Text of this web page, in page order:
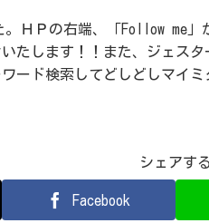
ＨＰの右端、「Follow me
たします！！また、ジェス
ード検索してどしどしマイ
シェアする
Facebook